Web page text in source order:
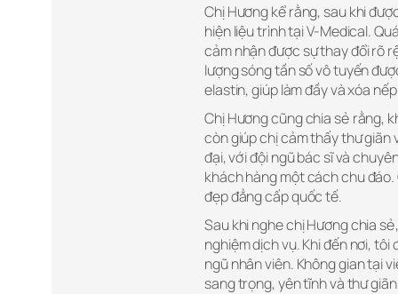
Chị Hương kể rằng, sau khi
hiện liệu trình tại V-Medical.
cảm nhận được sự thay đổi rõ
lượng sóng tần số vô tuyến
elastin, giúp làm đầy và xóa
Chị Hương cũng chia sẻ rằng,
còn giúp chị cảm thấy thư giãn
đại, với đội ngũ bác sĩ và
khách hàng một cách chu
đẹp đẳng cấp quốc tế.
Sau khi nghe chị Hương chia
nghiệm dịch vụ. Khi đến nơi,
ngũ nhân viên. Không gian tại
sang trọng, yên tĩnh và thư